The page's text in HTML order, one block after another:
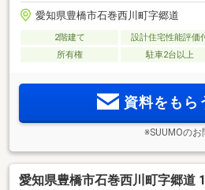
愛知県豊橋市石巻西川町字郷道
2階建て 設計住宅性能評価
所有権
駐車2台以上
資料をもら
※SUUMOの
愛知県豊橋市石巻西川町字郷道